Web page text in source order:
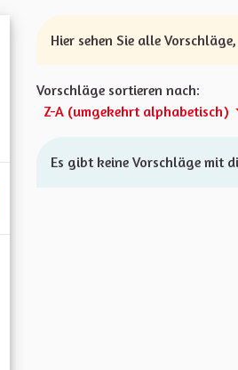
Hier sehen Sie alle
Vorschläge sortieren nach:
Z-A (umgekehrt alphabetisch)
Es gibt keine Vorschläge mit